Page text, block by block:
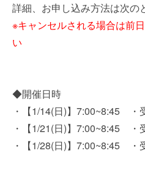
詳細、お申し込み方法は次の
※キャンセルされる場合は前
い
◆開催日時
・【1/14(日)】7:00~8:45
・【1/21(日)】7:00~8:45
・【1/28(日)】7:00~8:45